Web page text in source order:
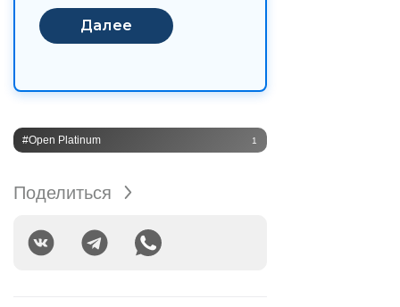
#Open Platinum 1
Поделиться